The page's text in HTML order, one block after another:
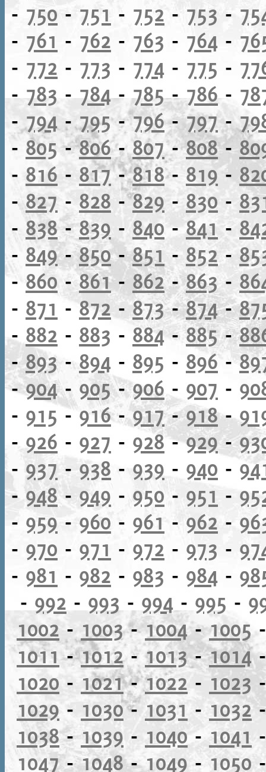
- 750 - 751 - 752 - 753 -
- 761 - 762 - 763 - 764 -
- 772 - 773 - 774 - 775 -
-783 -784-785-786-
- 794 -795-796-797-
- 805-806-807-808-
- 816 - 817-818- 819-
-827 -828 -829- 830 -
- 838-839 - 840-841 -
- 849-850-851 - 852 -
- 860 -861- 862-863-
- 871 -872 -873-874-
- 882 - 883 - 884-885-
-893-894 - 895 - 896-
-904- 905-906 - 907 -
- 915 -916-917-918-
- 926 - 927 - 928-929-
- 937 -938 - 939 - 940 -
-948- 949 - 950 - 951 -
- 959 - 960 - 961 - 962 -
- 970 - 971 - 972 - 973 -
- 981 - 982 - 983 - 984 -
- 992 - 993 - 994 - 995 -
1002 - 1003-1004-1005
1011-1012-1013-1014
1020 - 1021-1022 - 1023
1029 - 1030-1031 - 1032
1038-1039 - 1040-1041
1047-1048-1049-1050